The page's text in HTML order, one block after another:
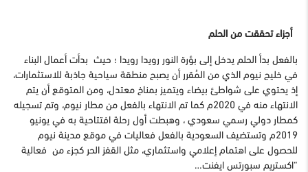
أجزاء تحققت من الحلم
بالفعل بدأ الحلم يدخل إلى بؤرة النور رويدا رويدا ؛ حيث بدأت أعمال البناء
في خليج نيوم الذي من المُقرر أن يصبح منطقة سياحية جاذبة للاستثمارات،
إذ يحتوي على شواطئ بيضاء ويتميز بمناخ معتدل، ومن المتوقع أن يتم
الانتهاء منه في 2020م كما تم الانتهاء بالفعل من مطار نيوم، وتم تسجيله
كمطار دولي رسمي سعودي ، وهبطت أول رحلة افتتاحية به في يونيو
2019م وتستضيف السعودية بالفعل فعاليات في موقع مدينة نيوم
للحصول على اهتمام إعلامي واستثماري، مثل القفز الحر كجزء من فعالية
“اكستريم سبورتس ايفنت…